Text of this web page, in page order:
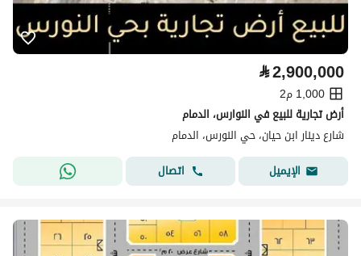
⃁2,900,000
1,000 م2
أرض تجارية للبيع في النوارس، الدمام
شارع دينار ابن حيان، حي النورس، الدمام
الإيميل
اتصال